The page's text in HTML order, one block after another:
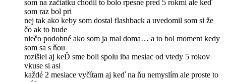
som na začiatku chodil to bolo rpesne pred 5 rokmi ale keď
som raz bol pri
nej tak ako keby som dostal flashback a uvedomil som si že
čo ak to bude
niečo podobné ako som ja mal doma… a to bol moment kedy
som sa s ňou
rozišiel aj keĎ sme boli spolu iba mesiac od vtedy 5 rokov
vkuse si asi
každé 2 mesiace vyčítam aj keď na ňu nemyslím ale proste to